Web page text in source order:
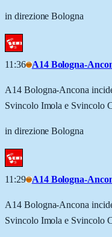
in direzione Bologna
11:36 A14 Bologna-
A14 Bologna-Ancona
Svincolo Imola e Svincolo
in direzione Bologna
11:29 A14 Bologna-
A14 Bologna-Ancona
Svincolo Imola e Svincolo